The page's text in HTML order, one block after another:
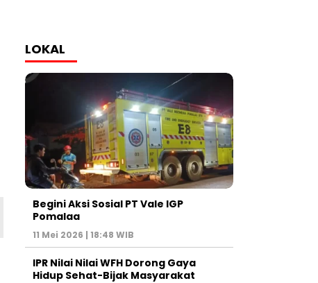
LOKAL
Begini Aksi Sosial PT Vale IGP
Pomalaa
11 Mei 2026 | 18:48 WIB
IPR Nilai Nilai WFH Dorong Gaya
Hidup Sehat-Bijak Masyarakat